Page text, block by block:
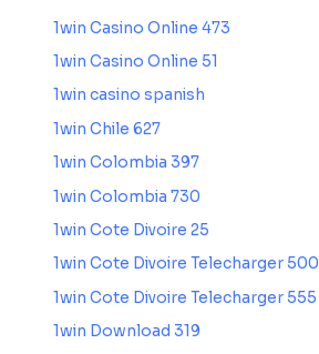
1win Casino Online 473
1win Casino Online 51
1win casino spanish
1win Chile 627
1win Colombia 397
1win Colombia 730
1win Cote Divoire 25
1win Cote Divoire Telecharger 500
1win Cote Divoire Telecharger 555
1win Download 319